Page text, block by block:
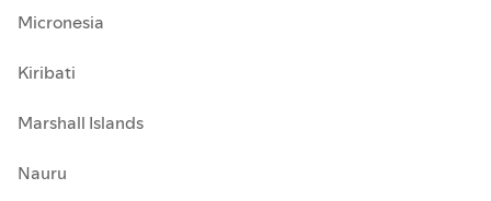
Micronesia
Kiribati
Marshall Islands
Nauru